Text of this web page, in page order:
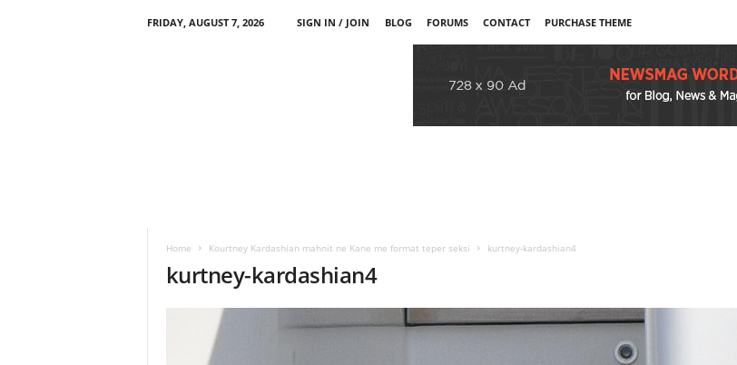
FRIDAY, AUGUST 7, 2026 SIGN IN / JOIN BLOG FORUMS CONTACT PURCHASE THEME
Home Kourtney Kardashian mahnit ne Kane me format teper seksi kurtney-kardashian4
kurtney-kardashian4